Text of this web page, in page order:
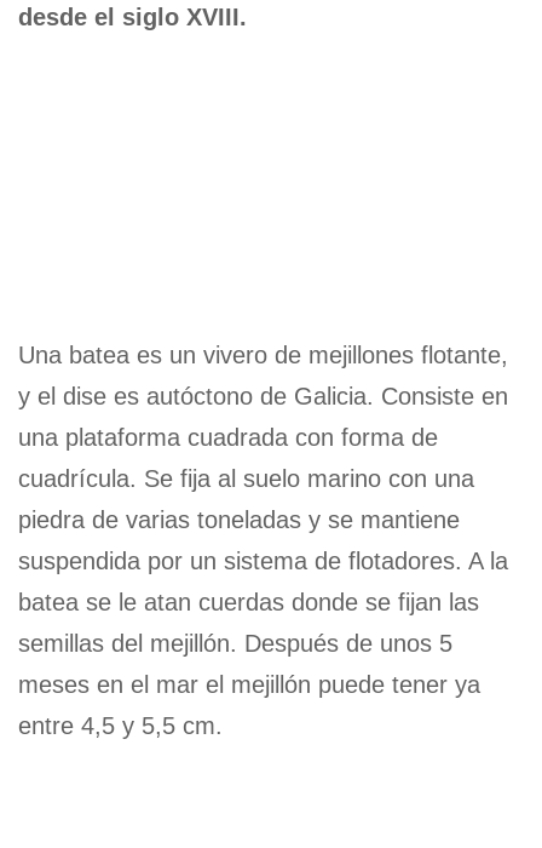
desde el siglo XVIII.
Una batea es un vivero de mejillones flotante,
y el dise es autóctono de Galicia. Consiste en
una plataforma cuadrada con forma de
cuadrícula. Se fija al suelo marino con una
piedra de varias toneladas y se mantiene
suspendida por un sistema de flotadores. A la
batea se le atan cuerdas donde se fijan las
semillas del mejillón. Después de unos 5
meses en el mar el mejillón puede tener ya
entre 4,5 y 5,5 cm.